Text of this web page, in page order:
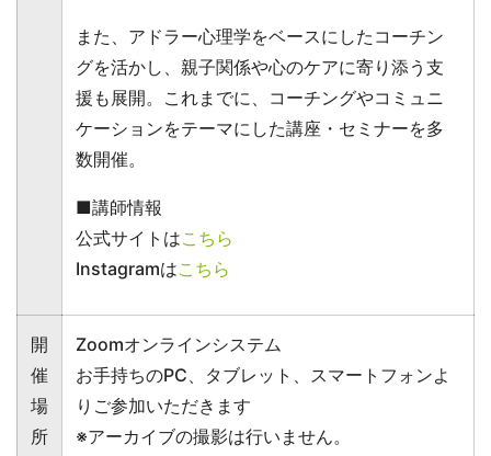
また、アドラー心理学をベースにしたコーチン
グを活かし、親子関係や心のケアに寄り添う支
援も展開。これまでに、コーチングやコミュニ
ケーションをテーマにした講座・セミナーを多
数開催。
■講師情報
公式サイトはこちら
Instagramはこちら
開
催
場
所
Zoomオンラインシステム
お手持ちのPC、タブレット、スマートフォンよ
りご参加いただきます
※アーカイブの撮影は行いません。